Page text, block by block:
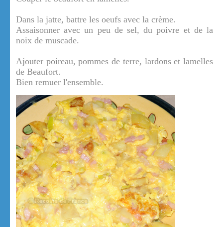
Dans la jatte, battre les oeufs avec la crème.
Assaisonner avec un peu de sel, du poivre et de la
noix de muscade.
Ajouter poireau, pommes de terre, lardons et lamelles
de Beaufort.
Bien remuer l'ensemble.